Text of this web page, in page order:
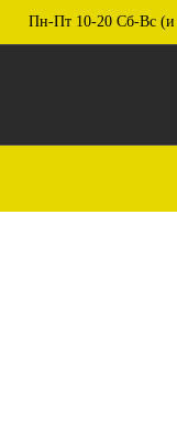
Пн-Пт 10-20 Сб-Вс (и